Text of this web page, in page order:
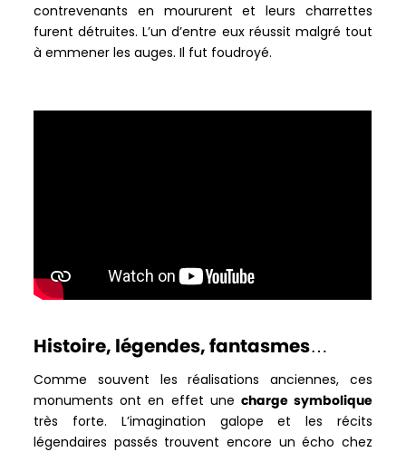
contrevenants en moururent et leurs charrettes
furent détruites. L’un d’entre eux réussit malgré tout
à emmener les auges. Il fut foudroyé.
Histoire, légendes, fantasmes…
Comme souvent les réalisations anciennes, ces
monuments ont en effet une charge symbolique
très forte. L’imagination galope et les récits
légendaires passés trouvent encore un écho chez